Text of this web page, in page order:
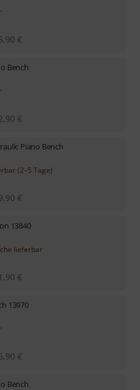
€
Bench
€
Piano Bench
(2–5 Tage)
€
13840
lieferbar
€
13970
€
Bench